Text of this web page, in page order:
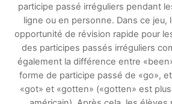
participe passé irréguliers pendant
ligne ou en personne. Dans ce jeu,
opportunité de révision rapide pour
des participes passés irréguliers
également la différence entre
forme de participe passé de «go»,
«got» et «gotten» («gotten» est